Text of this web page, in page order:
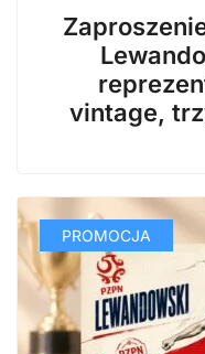
vintage,
PROMOCJA